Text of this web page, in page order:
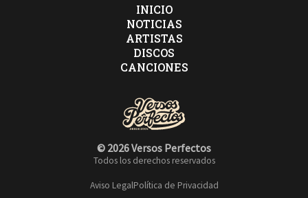
ando pensando en olvidarte
Por Sevilla la ciudad donde todo va tarde
INICIO
NOTICIAS
ARTISTAS
DISCOS
CANCIONES
© 2026 Versos Perfectos
Todos los derechos reservados
Aviso LegalPolítica de Privacidad